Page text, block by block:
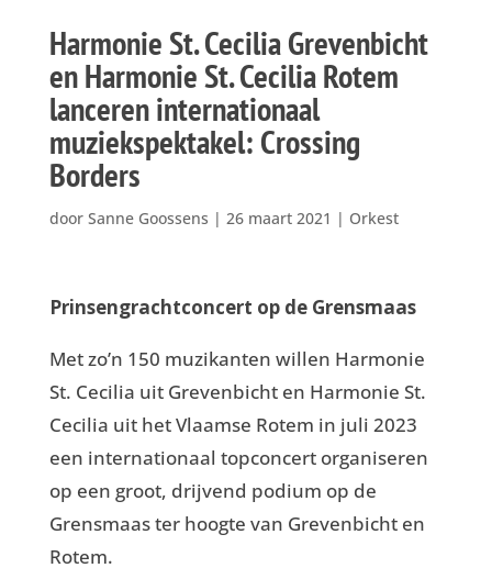
Harmonie St. Cecilia Grevenbicht
en Harmonie St. Cecilia Rotem
lanceren internationaal
muziekspektakel: Crossing
Borders
door Sanne Goossens | 26 maart 2021 | Orkest
Prinsengrachtconcert op de Grensmaas
Met zo’n 150 muzikanten willen Harmonie
St. Cecilia uit Grevenbicht en Harmonie St.
Cecilia uit het Vlaamse Rotem in juli 2023
een internationaal topconcert organiseren
op een groot, drijvend podium op de
Grensmaas ter hoogte van Grevenbicht en
Rotem.